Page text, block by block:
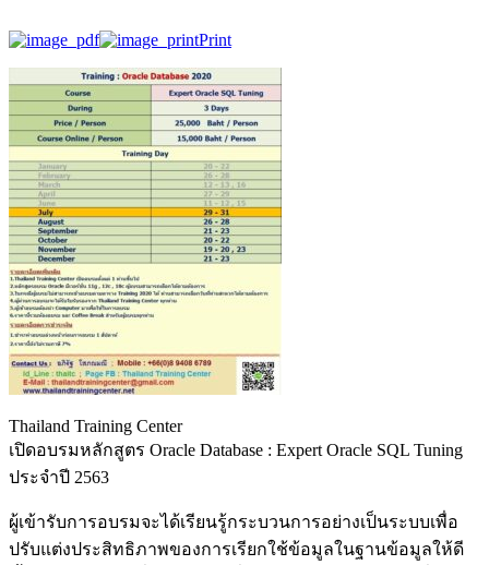
Print
Thailand Training Center
เปิดอบรมหลักสูตร Oracle Database : Expert Oracle SQL Tuning
ประจำปี 2563
ผู้เข้ารับการอบรมจะได้เรียนรู้กระบวนการอย่างเป็นระบบเพื่อ
ปรับแต่งประสิทธิภาพของการเรียกใช้ข้อมูลในฐานข้อมูลให้ดี